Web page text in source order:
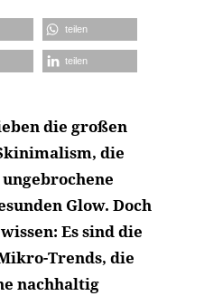
teilen
teilen
die großen
die
Glow. Doch
Es sind die
Trends, die
nachhaltig